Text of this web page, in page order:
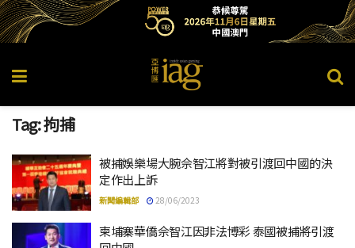
Tag:拘捕
被捕娛樂場大腕佘智江將對被引渡回中國的決
定作出上訴
新聞編輯部 28/06/2023
柬埔寨華僑佘智江因非法博彩 泰國被捕將引渡